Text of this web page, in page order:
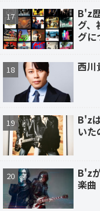
B'z
グ、
グに
西川
B'z
いた
B'z
楽曲